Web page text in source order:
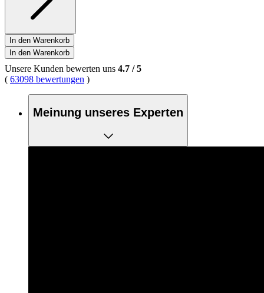
In den Warenkorb
In den Warenkorb
Unsere Kunden bewerten uns 4.7 /5
( 63098 bewertungen )
Meinung unseres Experten